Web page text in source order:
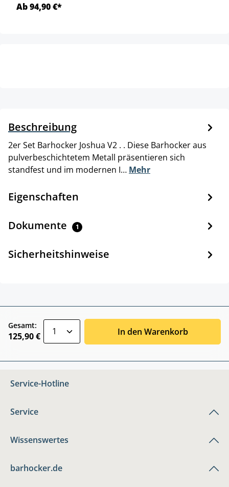
Ab 94,90 €*
Beschreibung
2er Set Barhocker Joshua V2 . . Diese Barhocker aus
pulverbeschichtetem Metall präsentieren sich
standfest und im modernen I… Mehr
Eigenschaften
Dokumente 1
Sicherheitshinweise
Gesamt:
125,90 € In den Warenkorb
Service-Hotline
Service
Wissenswertes
barhocker.de